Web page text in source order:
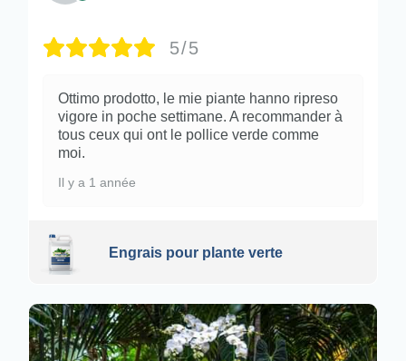
5/5
Ottimo prodotto, le mie piante hanno ripreso
vigore in poche settimane. A recommander à
tous ceux qui ont le pollice verde comme
moi.
Il y a 1 année
Engrais pour plante verte